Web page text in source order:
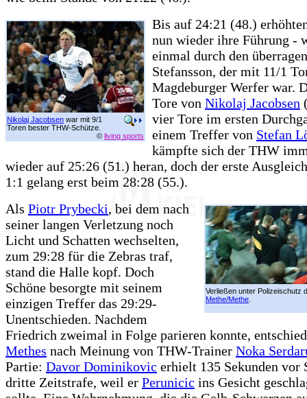
Nikolaj Jacobsen war mit 9/1
Toren bester THW-Schütze.
© living sports
Bis auf 24:21 (48.)
nun wieder ihre Führung -
einmal durch den
Stefansson, der mit 11/1
Magdeburger Werfer war.
Tore von Nikolaj Jacobsen
vier Tore im ersten
einem Treffer von Stefan
kämpfte sich der THW
wieder auf 25:26 (51.) heran, doch der erste
1:1 gelang erst beim 28:28 (55.).
Verließen unter Polizeischutz
Methe/Methe
Als Piotr Prybecki, bei dem nach
seiner langen Verletzung noch
Licht und Schatten wechselten,
zum 29:28 für die Zebras traf,
stand die Halle kopf. Doch
Schöne besorgte mit seinem
einzigen Treffer das 29:29-
Unentschieden. Nachdem
Friedrich zweimal in Folge parieren konnte,
Methes nach Meinung von THW-Trainer Noka
Partie: Davor Dominikovic erhielt 135 Sekunden vor
dritte Zeitstrafe, weil er Perunicic ins Gesicht